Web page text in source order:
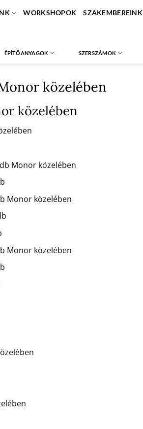
WORKSHOPOK SZAKEMBEREINK
ÉPÍTŐANYAGOK SZERSZÁMOK
közelében
közelében
Monor közelében
Monor közelében
Monor közelében